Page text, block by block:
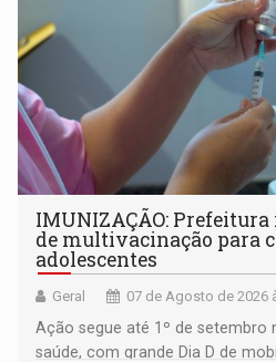
IMUNIZAÇÃO:
de multivacinação para
adolescentes
Geral 07 de Agosto de 2026
Ação segue até 1º de setembro
saúde, com grande Dia D de